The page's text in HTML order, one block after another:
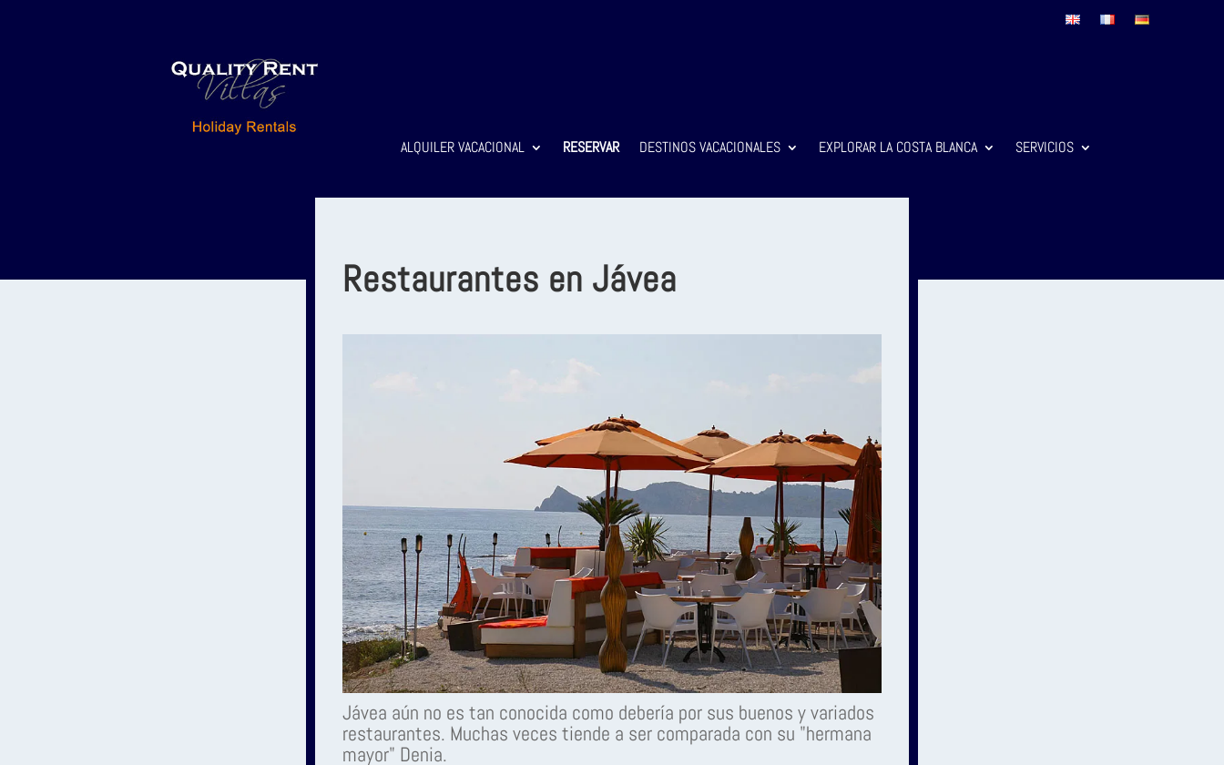
ALQUILER VACACIONAL RESERVAR DESTINOS VACACIONALES EXPLORAR LA COSTA BLANCA SERVICIOS
Restaurantes en Jávea
Jávea aún no es tan conocida como debería por sus buenos y variados
restaurantes. Muchas veces tiende a ser comparada con su "hermana
mayor" Denia.